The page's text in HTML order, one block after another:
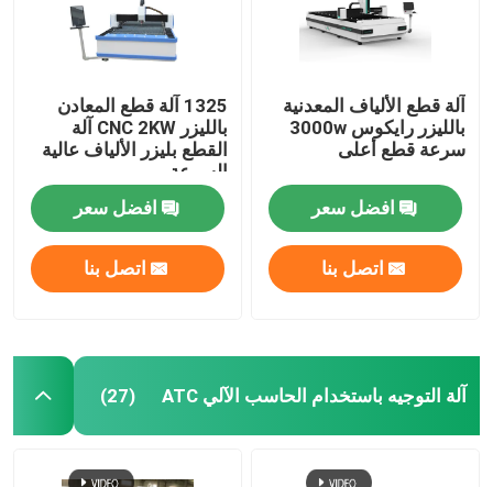
آلة قطع الألياف المعدنية
بالليزر رايكوس 3000w
سرعة قطع أعلى
افضل سعر
اتصل بنا
1325 آلة قطع المعادن
بالليزر CNC 2KW آلة
القطع بليزر الألياف عالية
السرعة
افضل سعر
اتصل بنا
آلة التوجيه باستخدام الحاسب الآلي ATC (27)